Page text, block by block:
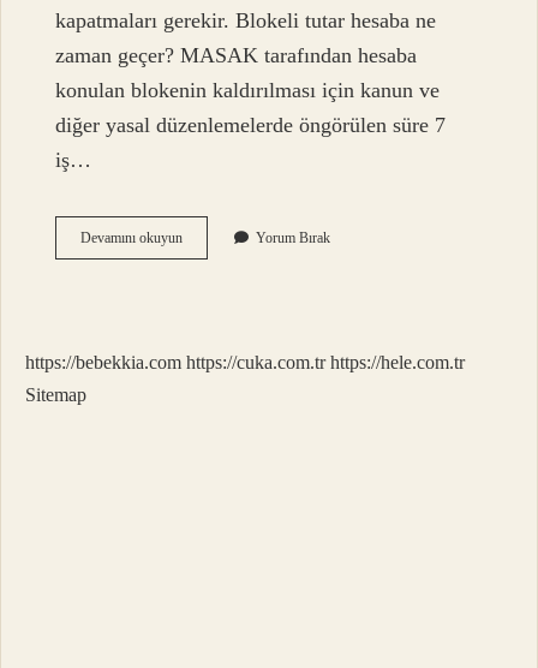
kapatmaları gerekir. Blokeli tutar hesaba ne
zaman geçer? MASAK tarafından hesaba
konulan blokenin kaldırılması için kanun ve
diğer yasal düzenlemelerde öngörülen süre 7
iş…
Devamını okuyunBlok
Tutar
Yorum Bırak
https://bebekkia.com https://cuka.com.tr https://hele.com.tr
Sitemap